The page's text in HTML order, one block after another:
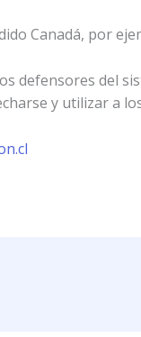
Canadá, por
defensores del
y utilizar a